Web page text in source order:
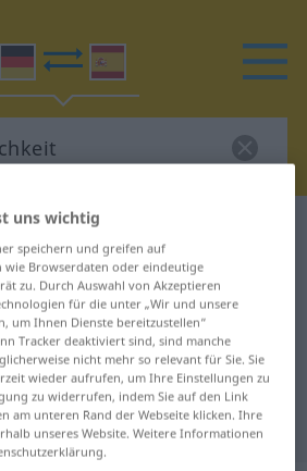
Wörterbuch
Übersetzung für
Spanisch
uns wichtig
speichern und greifen auf
wie Browserdaten oder eindeutige
zu. Durch Auswahl von Akzeptieren
für die unter „Wir und unsere
um Ihnen Dienste bereitzustellen“
Tracker deaktiviert sind, sind manche
nicht mehr so relevant für Sie. Sie
wieder aufrufen, um Ihre Einstellungen zu
zu widerrufen, indem Sie auf den Link
am unteren Rand der Webseite klicken. Ihre
unseres Website. Weitere Informationen